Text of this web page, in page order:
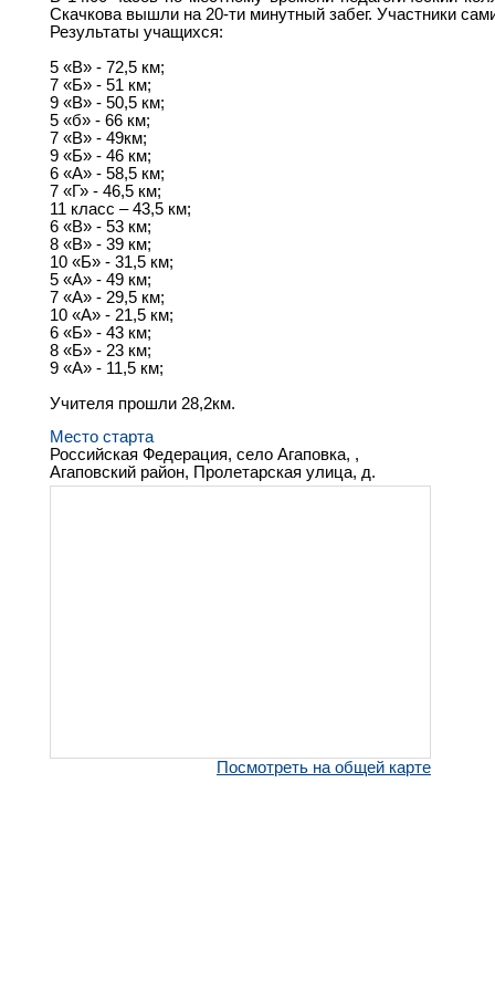
Скачкова вышли на 20-ти минутный забег. Участники
Результаты учащихся:
5 «В» - 72,5 км;
7 «Б» - 51 км;
9 «В» - 50,5 км;
5 «б» - 66 км;
7 «В» - 49км;
9 «Б» - 46 км;
6 «А» - 58,5 км;
7 «Г» - 46,5 км;
11 класс – 43,5 км;
6 «В» - 53 км;
8 «В» - 39 км;
10 «Б» - 31,5 км;
5 «А» - 49 км;
7 «А» - 29,5 км;
10 «А» - 21,5 км;
6 «Б» - 43 км;
8 «Б» - 23 км;
9 «А» - 11,5 км;
Учителя прошли 28,2км.
Место старта
Российская Федерация, село Агаповка, ,
Агаповский район, Пролетарская улица, д.
Посмотреть на общей карте